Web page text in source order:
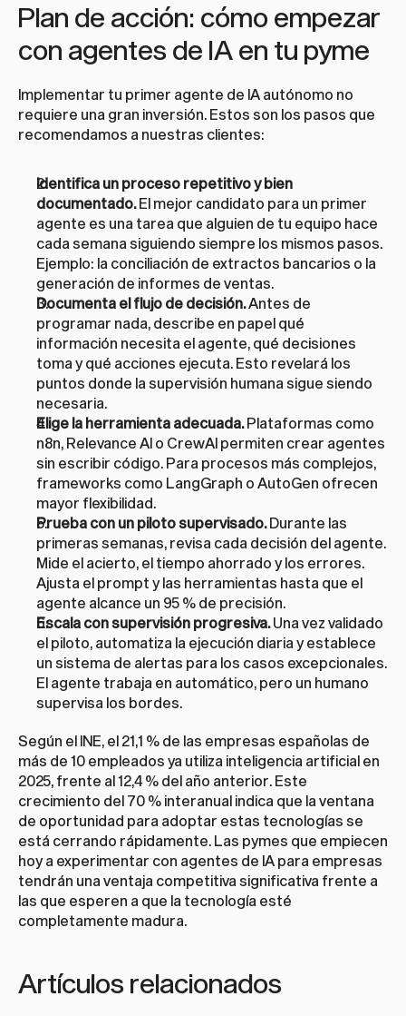
Plan de acción: cómo empezar
con agentes de IA en tu pyme
Implementar tu primer agente de IA autónomo no
requiere una gran inversión. Estos son los pasos que
recomendamos a nuestras clientes:
Identifica un proceso repetitivo y bien
documentado. El mejor candidato para un primer
agente es una tarea que alguien de tu equipo hace
cada semana siguiendo siempre los mismos pasos.
Ejemplo: la conciliación de extractos bancarios o la
generación de informes de ventas.
Documenta el flujo de decisión. Antes de
programar nada, describe en papel qué
información necesita el agente, qué decisiones
toma y qué acciones ejecuta. Esto revelará los
puntos donde la supervisión humana sigue siendo
necesaria.
Elige la herramienta adecuada. Plataformas como
n8n, Relevance AI o CrewAI permiten crear agentes
sin escribir código. Para procesos más complejos,
frameworks como LangGraph o AutoGen ofrecen
mayor flexibilidad.
Prueba con un piloto supervisado. Durante las
primeras semanas, revisa cada decisión del agente.
Mide el acierto, el tiempo ahorrado y los errores.
Ajusta el prompt y las herramientas hasta que el
agente alcance un 95 % de precisión.
Escala con supervisión progresiva. Una vez validado
el piloto, automatiza la ejecución diaria y establece
un sistema de alertas para los casos excepcionales.
El agente trabaja en automático, pero un humano
supervisa los bordes.
Según el INE, el 21,1 % de las empresas españolas de
más de 10 empleados ya utiliza inteligencia artificial en
2025, frente al 12,4 % del año anterior. Este
crecimiento del 70 % interanual indica que la ventana
de oportunidad para adoptar estas tecnologías se
está cerrando rápidamente. Las pymes que empiecen
hoy a experimentar con agentes de IA para empresas
tendrán una ventaja competitiva significativa frente a
las que esperen a que la tecnología esté
completamente madura.
Artículos relacionados